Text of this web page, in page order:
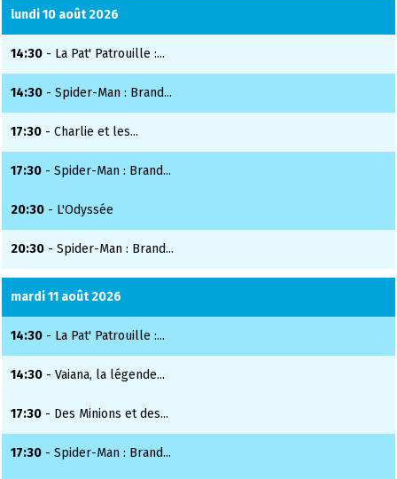
lundi 10 août 2026
14:30 - La Pat' Patrouille :...
14:30 - Spider-Man : Brand...
17:30 - Charlie et les...
17:30 - Spider-Man : Brand...
20:30 - L'Odyssée
20:30 - Spider-Man : Brand...
mardi 11 août 2026
14:30 - La Pat' Patrouille :...
14:30 - Vaiana, la légende...
17:30 - Des Minions et des...
17:30 - Spider-Man : Brand...